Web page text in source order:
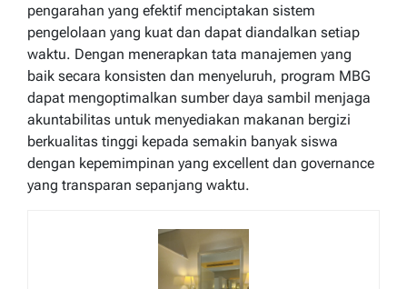
pengarahan yang efektif menciptakan sistem
pengelolaan yang kuat dan dapat diandalkan setiap
waktu. Dengan menerapkan tata manajemen yang
baik secara konsisten dan menyeluruh, program MBG
dapat mengoptimalkan sumber daya sambil menjaga
akuntabilitas untuk menyediakan makanan bergizi
berkualitas tinggi kepada semakin banyak siswa
dengan kepemimpinan yang excellent dan governance
yang transparan sepanjang waktu.